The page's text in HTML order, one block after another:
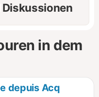
in dem
depuis Acq